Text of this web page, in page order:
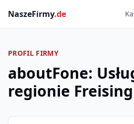
NaszeFirmy.de
PROFIL FIRMY
aboutFone:
regionie Freising